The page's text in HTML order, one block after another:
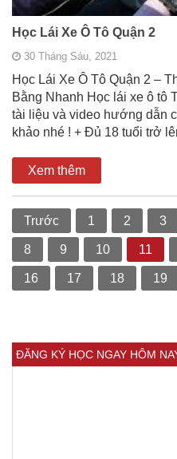
Học Lái Xe Ô Tô Quận 2
30 Tháng Sáu, 2021
Học Lái Xe Ô Tô Quận 2 –
Bằng Nhanh Học lái xe ô tô
tài liệu và video hướng dẫn
khảo nhé ! + Đủ 18 tuổi trở
Xem thêm
Trước 1 2 3
8 9 10 11
16 17 18 19
ĐĂNG KÝ HỌC NGAY HÔM